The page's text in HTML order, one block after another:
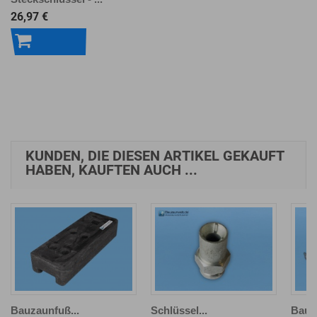
26,97 €
KUNDEN, DIE DIESEN ARTIKEL GEKAUFT
HABEN, KAUFTEN AUCH ...
Bauzaunfuß... Schlüssel...